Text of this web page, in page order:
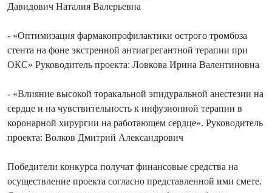
Давидович Наталия Валерьевна
- «Оптимизация фармакопрофилактики острого тромбоза
стента на фоне экстренной антиагрегантной терапии при
ОКС» Руководитель проекта: Ловкова Ирина Валентиновна
- «Влияние высокой торакальной эпидуральной анестезии на
сердце и на чувствительность к инфузионной терапии в
коронарной хирургии на работающем сердце». Руководитель
проекта: Волков Дмитрий Александрович
Победители конкурса получат финансовые средства на
осуществление проекта согласно представленной ими смете.